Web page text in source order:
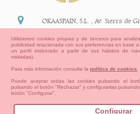
Información Legal
política de devoluciones y
OKAASPAIN, S.L. ,Av. Sierra de
+34 91 113 89
Utilizamos cookies propias y de terceros para
publicidad relacionada con sus preferencias en base a
un perfil elaborado a partir de sus hábitos de
visitadas).
Para más información consulte lapolítica de cookies
Puede aceptar todas las cookies pulsando el
pulsando el botón "Rechazar" y configurarlas
botón "Configurar".
Configurar